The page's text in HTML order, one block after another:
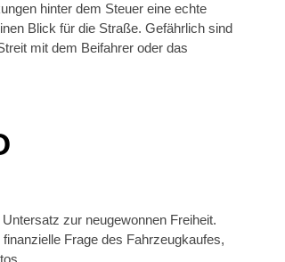
hinter dem Steuer eine echte
Blick für die Straße. Gefährlich sind
mit dem Beifahrer oder das
zur neugewonnen Freiheit.
Frage des Fahrzeugkaufes,